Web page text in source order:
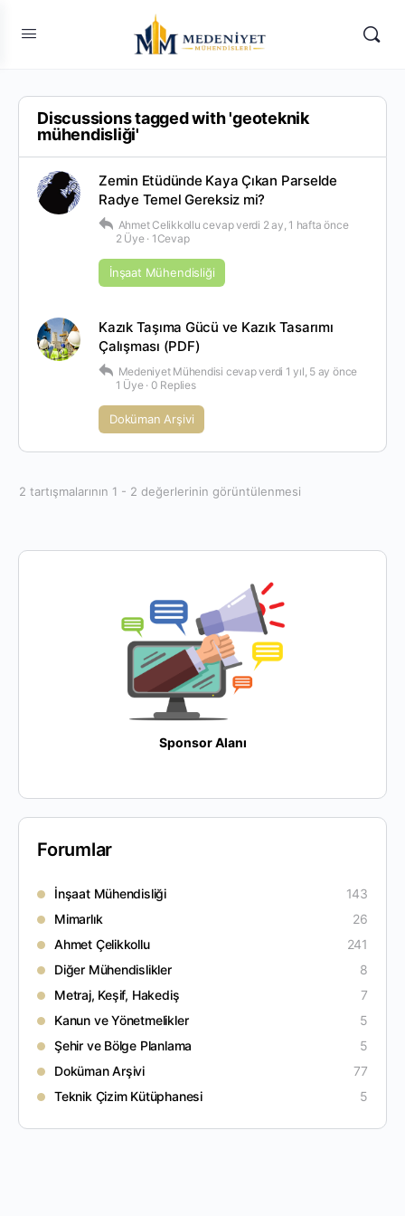
Discussions tagged with 'geoteknik
mühendisliği'
Zemin Etüdünde Kaya Çıkan Parselde
Radye Temel Gereksiz mi?
Ahmet Celikkollu cevap verdi 2 ay, 1 hafta önce
2 Üye · 1Cevap
İnşaat Mühendisliği
Kazık Taşıma Gücü ve Kazık Tasarımı
Çalışması (PDF)
Medeniyet Mühendisi cevap verdi 1 yıl, 5 ay önce
1 Üye · 0 Replies
Doküman Arşivi
2 tartışmalarının 1 - 2 değerlerinin görüntülenmesi
Sponsor Alanı
Forumlar
İnşaat Mühendisliği
143
Mimarlık
26
Ahmet Çelikkollu
241
Diğer Mühendislikler
8
Metraj, Keşif, Hakediş
7
Kanun ve Yönetmelikler
5
Şehir ve Bölge Planlama
5
Doküman Arşivi
77
Teknik Çizim Kütüphanesi
5